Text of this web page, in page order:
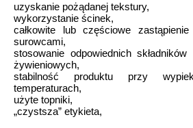
uzyskanie pożądanej tekstury,
wykorzystanie ścinek,
całkowite lub częściowe
surowcami,
stosowanie odpowiednich
żywieniowych,
stabilność produktu przy
temperaturach,
użyte topniki,
„czystsza” etykieta,